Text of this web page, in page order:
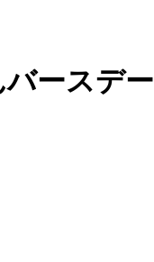
ースデー